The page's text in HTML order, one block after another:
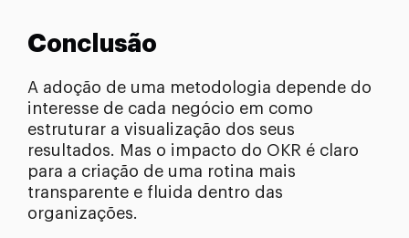
Conclusão
A adoção de uma metodologia depende do
interesse de cada negócio em como
estruturar a visualização dos seus
resultados. Mas o impacto do OKR é claro
para a criação de uma rotina mais
transparente e fluida dentro das
organizações.